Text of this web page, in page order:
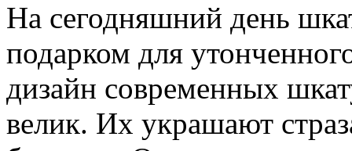
На сегодняшний день
подарком для
дизайн современных
велик. Их украшают